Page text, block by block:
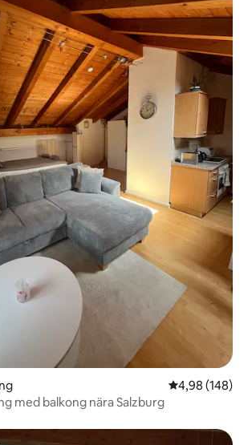
4,98 av 5 i
4,98 (148)
med balkong nära Salzburg